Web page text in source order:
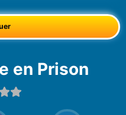
en Prison